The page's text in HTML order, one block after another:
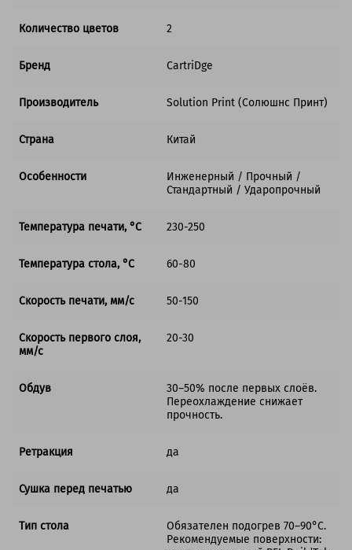
Количество цветов 2
Бренд CartriDge
Производитель Solution Print (Солюшнс Принт)
Страна Китай
Особенности
Инженерный / Прочный /
Стандартный / Ударопрочный
Температура печати, °C 230-250
Температура стола, °C 60-80
Скорость печати, мм/с 50-150
Скорость первого слоя,
мм/с
20-30
Обдув
30–50% после первых слоёв.
Переохлаждение снижает
прочность.
Ретракция да
Сушка перед печатью да
Тип стола
Обязателен подогрев 70–90°C.
Рекомендуемые поверхности: